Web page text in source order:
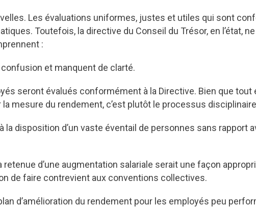
Les évaluations uniformes, justes et utiles qui sont
Toutefois, la directive du Conseil du Trésor, en l’état,
:
et manquent de clarté.
seront évalués conformément à la Directive. Bien que
la mesure du rendement, c’est plutôt le processus
disposition d’un vaste éventail de personnes sans rapport
d’une augmentation salariale serait une façon
de faire contrevient aux conventions collectives.
d’amélioration du rendement pour les employés peu